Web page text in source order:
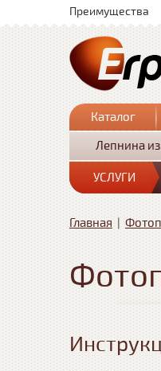
Преимущества
Каталог
Лепнина
УСЛУГИ
Главная |